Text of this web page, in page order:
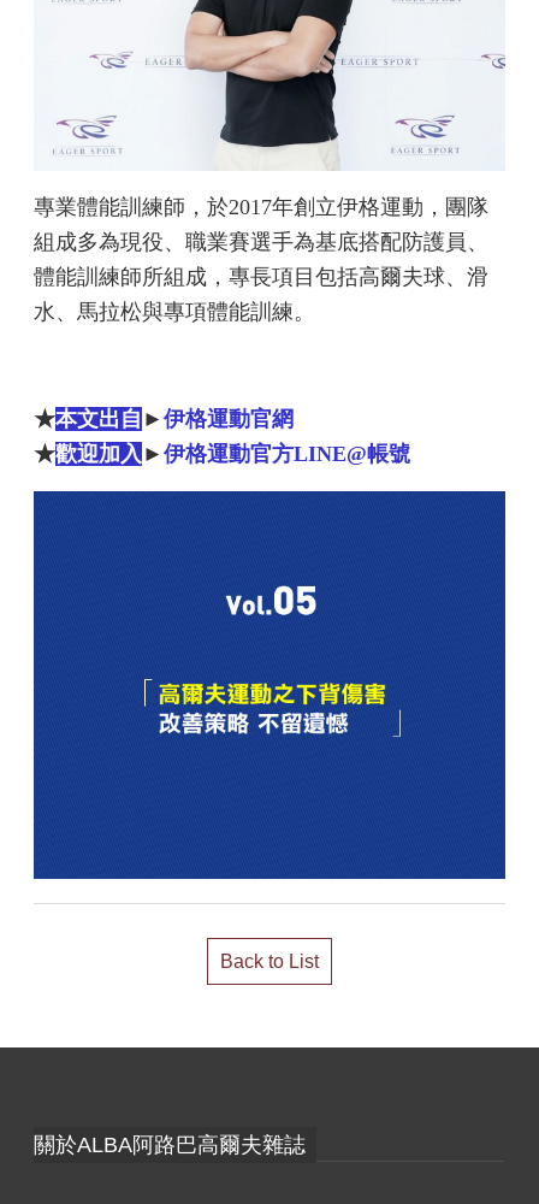
專業體能訓練師，於2017年創立伊格運動，團隊
組成多為現役、職業賽選手為基底搭配防護員、
體能訓練師所組成，專長項目包括高爾夫球、滑
水、馬拉松與專項體能訓練。
★本文出自 ►伊格運動官網
★歡迎加入 ►伊格運動官方LINE@帳號
Back to List
關於ALBA阿路巴高爾夫雜誌